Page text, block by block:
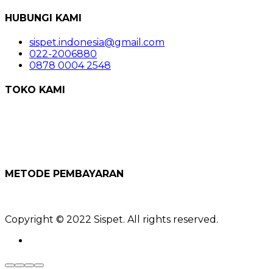
HUBUNGI KAMI
sispet.indonesia@gmail.com
022-2006880
0878 0004 2548
TOKO KAMI
METODE PEMBAYARAN
Copyright © 2022 Sispet. All rights reserved.